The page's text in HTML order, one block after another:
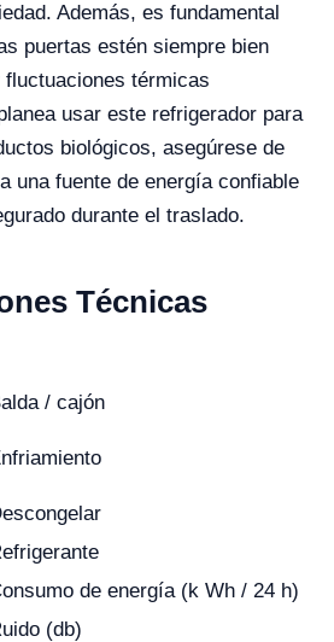
Además, es fundamental
puertas estén siempre bien
térmicas
usar este refrigerador para
biológicos, asegúrese de
una fuente de energía confiable
durante el traslado.
Técnicas
/ cajón
de energía (k Wh / 24 h)
(db)